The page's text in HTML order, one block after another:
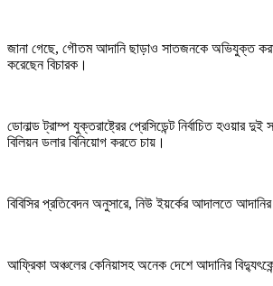
জানা গেছে, গৌতম আদানি ছাড়াও সাতজনকে অভিযুক্ত
করেছেন বিচারক।
ডোনাল্ড ট্রাম্প যুক্তরাষ্ট্রের প্রেসিডেন্ট নির্বাচিত
বিলিয়ন ডলার বিনিয়োগ করতে চায়।
বিবিসির প্রতিবেদন অনুসারে, নিউ ইয়র্কের আদালতে
আফ্রিকা অঞ্চলের কেনিয়াসহ অনেক দেশে আদানির